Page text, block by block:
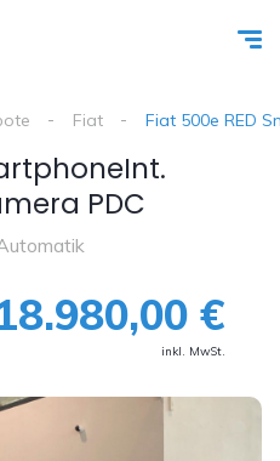
Fiat Fiat 500e RED
PDC
€
inkl. MwSt.